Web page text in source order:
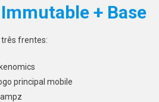
+ Base
frentes:
principal mobile